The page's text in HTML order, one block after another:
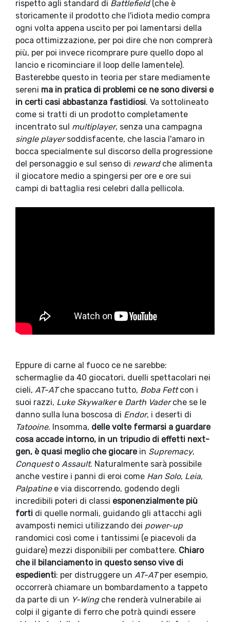
rispetto agli standard di Battlefield (che è
storicamente il prodotto che l'idiota medio compra
ogni volta appena uscito per poi lamentarsi della
poca ottimizzazione, per poi dire che non comprerà
più, per poi invece ricomprare pure quello dopo al
lancio e ricominciare il loop delle lamentele).
Basterebbe questo in teoria per stare mediamente
sereni ma in pratica di problemi ce ne sono diversi e
in certi casi abbastanza fastidiosi. Va sottolineato
come si tratti di un prodotto completamente
incentrato sul multiplayer, senza una campagna
single playersoddisfacente, che lascia l'amaro in
bocca specialmente sul discorso della progressione
del personaggio e sul senso di reward che alimenta
il giocatore medio a spingersi per ore e ore sui
campi di battaglia resi celebri dalla pellicola.
Eppure di carne al fuoco ce ne sarebbe:
schermaglie da 40 giocatori, duelli spettacolari nei
cieli, AT-ATche spaccano tutto, Boba Fettcon i
suoi razzi, Luke Skywalkere Darth Vaderche se le
danno sulla luna boscosa di Endor, i deserti di
Tatooine. Insomma, delle volte fermarsi a guardare
cosa accade intorno, in un tripudio di effetti next-
gen, è quasi meglio che giocarein Supremacy,
Conquesto Assault. Naturalmente sarà possibile
anche vestire i panni di eroi come Han Solo, Leia,
Palpatine e via discorrendo, godendo degli
incredibili poteri di classi esponenzialmente più
forti di quelle normali, guidando gli attacchi agli
avamposti nemici utilizzando dei power-up
randomici così come i tantissimi (e piacevoli da
guidare) mezzi disponibili per combattere. Chiaro
che il bilanciamento in questo senso vive di
espedienti: per distruggere un AT-ATper esempio,
occorrerà chiamare un bombardamento a tappeto
da parte di un Y-Wingche renderà vulnerabile ai
colpi il gigante di ferro che potrà quindi essere